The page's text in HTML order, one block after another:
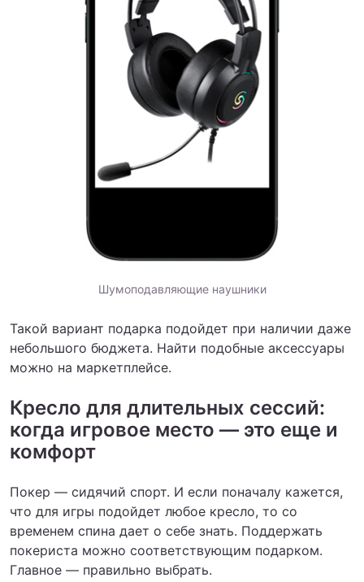
Шумоподавляющие наушники
Такой вариант подарка подойдет при наличии даже
небольшого бюджета. Найти подобные аксессуары
можно на маркетплейсе.
Кресло для длительных сессий:
когда игровое место — это еще и
комфорт
Покер — сидячий спорт. И если поначалу кажется,
что для игры подойдет любое кресло, то со
временем спина дает о себе знать. Поддержать
покериста можно соответствующим подарком.
Главное — правильно выбрать.